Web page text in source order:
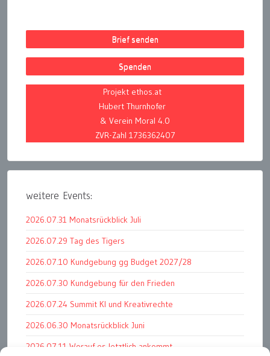
Brief senden
Spenden
Projekt ethos.at
Hubert Thurnhofer
& Verein Moral 4.0
ZVR-Zahl 1736362407
weitere Events:
2026.07.31 Monatsrückblick Juli
2026.07.29 Tag des Tigers
2026.07.10 Kundgebung gg Budget 2027/28
2026.07.30 Kundgebung für den Frieden
2026.07.24 Summit KI und Kreativrechte
2026.06.30 Monatsrückblick Juni
2026.07.11 Worauf es letztlich ankommt